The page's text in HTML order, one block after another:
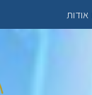
אודות